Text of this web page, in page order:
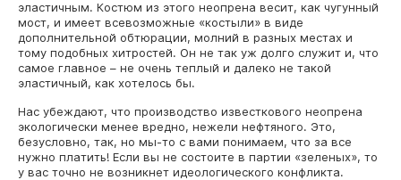
эластичным. Костюм из этого неопрена весит, как чугунный
мост, и имеет всевозможные «костыли» в виде
дополнительной обтюрации, молний в разных местах и
тому подобных хитростей. Он не так уж долго служит и, что
самое главное – не очень теплый и далеко не такой
эластичный, как хотелось бы.
Нас убеждают, что производство известкового неопрена
экологически менее вредно, нежели нефтяного. Это,
безусловно, так, но мы-то с вами понимаем, что за все
нужно платить! Если вы не состоите в партии «зеленых», то
у вас точно не возникнет идеологического конфликта.